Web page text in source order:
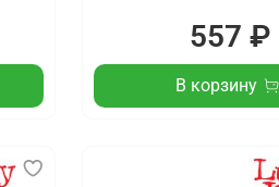
557 ₽
В корзину